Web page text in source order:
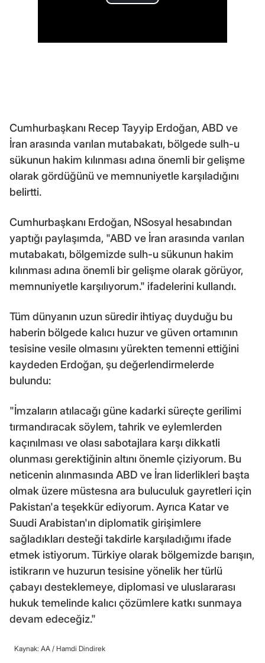
Cumhurbaşkanı Recep Tayyip Erdoğan, ABD ve
İran arasında varılan mutabakatı, bölgede sulh-u
sükunun hakim kılınması adına önemli bir gelişme
olarak gördüğünü ve memnuniyetle karşıladığını
belirtti.
Cumhurbaşkanı Erdoğan, NSosyal hesabından
yaptığı paylaşımda, "ABD ve İran arasında varılan
mutabakatı, bölgemizde sulh-u sükunun hakim
kılınması adına önemli bir gelişme olarak görüyor,
memnuniyetle karşılıyorum." ifadelerini kullandı.
Tüm dünyanın uzun süredir ihtiyaç duyduğu bu
haberin bölgede kalıcı huzur ve güven ortamının
tesisine vesile olmasını yürekten temenni ettiğini
kaydeden Erdoğan, şu değerlendirmelerde
bulundu:
"İmzaların atılacağı güne kadarki süreçte gerilimi
tırmandıracak söylem, tahrik ve eylemlerden
kaçınılması ve olası sabotajlara karşı dikkatli
olunması gerektiğinin altını önemle çiziyorum. Bu
neticenin alınmasında ABD ve İran liderlikleri başta
olmak üzere müstesna ara buluculuk gayretleri için
Pakistan'a teşekkür ediyorum. Ayrıca Katar ve
Suudi Arabistan'ın diplomatik girişimlere
sağladıkları desteği takdirle karşıladığımı ifade
etmek istiyorum. Türkiye olarak bölgemizde barışın,
istikrarın ve huzurun tesisine yönelik her türlü
çabayı desteklemeye, diplomasi ve uluslararası
hukuk temelinde kalıcı çözümlere katkı sunmaya
devam edeceğiz."
Kaynak: AA / Hamdi Dindirek